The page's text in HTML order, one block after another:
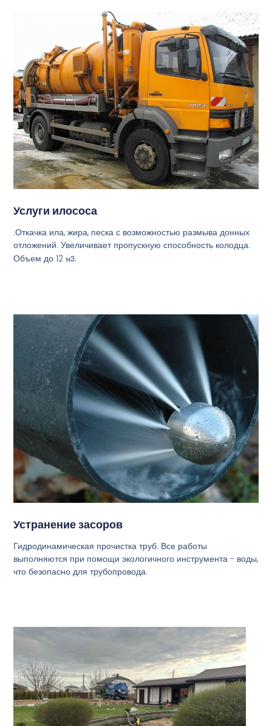
Услуги илососа
.Откачка ила, жира, песка с возможностью размыва донных
отложений. Увеличивает пропускную способность колодца.
Объем до 12м3.
Устранение засоров
Гидродинамическая прочистка труб. Все работы
выполняются при помощи экологичного инструмента - воды,
что безопасно для трубопровода.